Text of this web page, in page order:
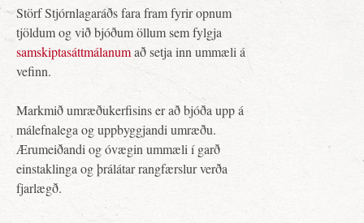
Störf Stjórnlagaráðs fara fram fyrir opnum
tjöldum og við bjóðum öllum sem fylgja
samskiptasáttmálanumað setja inn ummæli á
vefinn.
Markmið umræðukerfisins er að bjóða upp á
málefnalega og uppbyggjandi umræðu.
Ærumeiðandi og óvægin ummæli í garð
einstaklinga og þrálátar rangfærslur verða
fjarlægð.